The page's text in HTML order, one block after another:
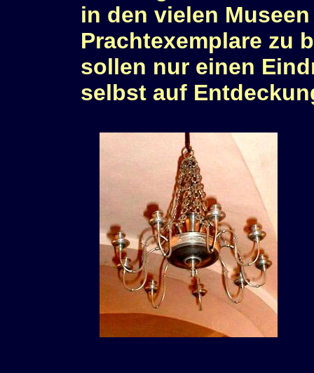
in den vielen
Prachtexemplare zu
sollen nur einen
selbst auf